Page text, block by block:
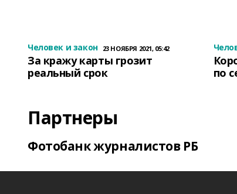
Человек и закон 23 НОЯБРЯ 2021, 05:42
За кражу карты грозит
реальный срок
по
Партнеры
Фотобанк журналистов РБ